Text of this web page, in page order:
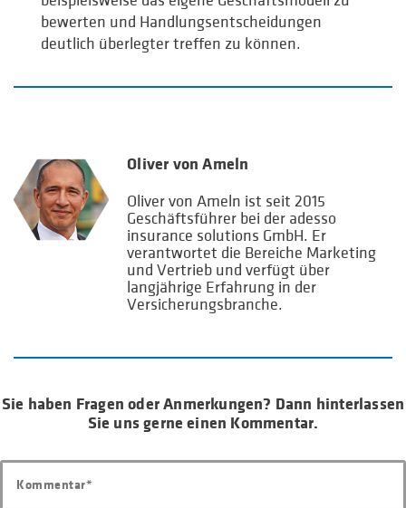
bewerten und Handlungsentscheidungen
deutlich überlegter treffen zu können.
Oliver von Ameln
Oliver von Ameln ist seit 2015
Geschäftsführer bei der adesso
insurance solutions GmbH. Er
verantwortet die Bereiche Marketing
und Vertrieb und verfügt über
langjährige Erfahrung in der
Versicherungsbranche.
Sie haben Fragen oder Anmerkungen? Dann hinterlassen
Sie uns gerne einen Kommentar.